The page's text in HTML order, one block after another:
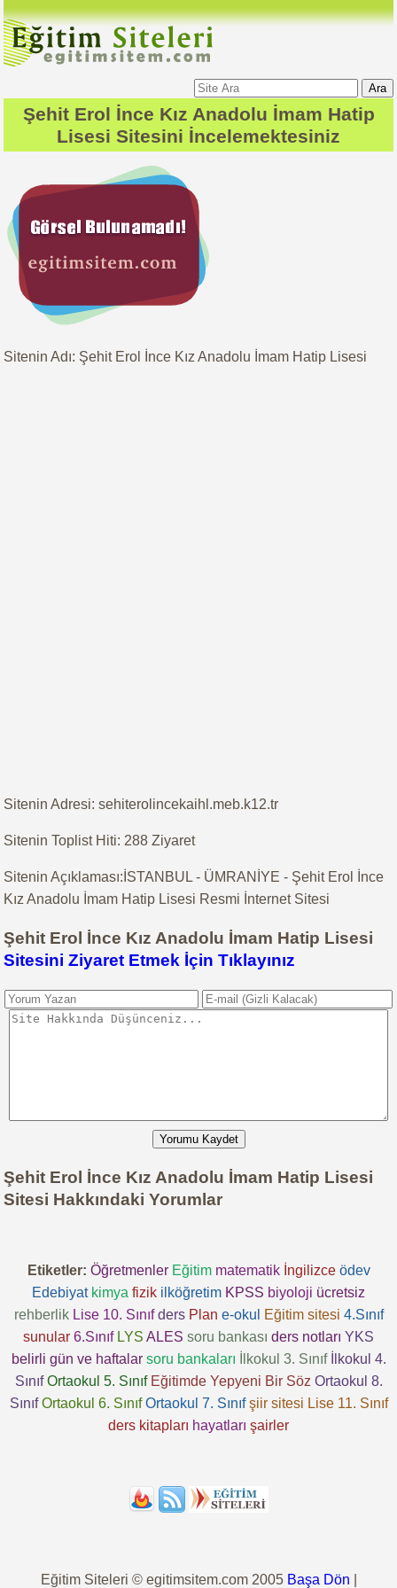
Ara
Şehit Erol İnce Kız Anadolu İmam Hatip
Lisesi Sitesini İncelemektesiniz
Sitenin Adı: Şehit Erol İnce Kız Anadolu İmam Hatip Lisesi
Sitenin Adresi: sehiterolincekaihl.meb.k12.tr
Sitenin Toplist Hiti: 288 Ziyaret
Sitenin Açıklaması:İSTANBUL - ÜMRANİYE - Şehit Erol İnce
Kız Anadolu İmam Hatip Lisesi Resmi İnternet Sitesi
Şehit Erol İnce Kız Anadolu İmam Hatip Lisesi
Sitesini Ziyaret Etmek İçin Tıklayınız
Yorumu Kaydet
Şehit Erol İnce Kız Anadolu İmam Hatip Lisesi
Sitesi Hakkındaki Yorumlar
Etiketler: Öğretmenler Eğitim matematik İngilizce ödev
Edebiyat kimya fizik ilköğretim KPSS biyoloji ücretsiz
rehberlik Lise 10. Sınıf ders Plan e-okul Eğitim sitesi 4.Sınıf
sunular 6.Sınıf LYS ALES soru bankası ders notları YKS
belirli gün ve haftalar soru bankaları İlkokul 3. Sınıf
İlkokul 4.
Sınıf Ortaokul 5. Sınıf Eğitimde Yepyeni Bir Söz Ortaokul 8.
Sınıf Ortaokul 6. Sınıf Ortaokul 7. Sınıf şiir sitesi Lise 11. Sınıf
ders kitapları hayatları şairler
Eğitim Siteleri © egitimsitem.com 2005 Başa Dön